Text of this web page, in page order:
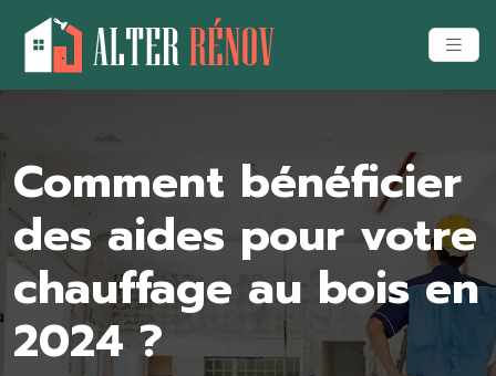
Comment bénéficier
des aides pour votre
chauffage au bois en
2024 ?